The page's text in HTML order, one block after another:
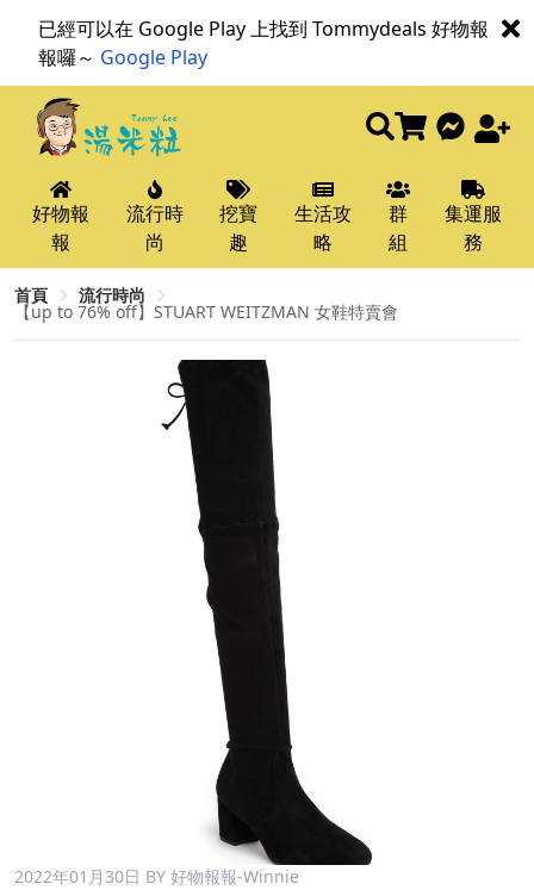
已經可以在 Google Play 上找到 Tommydeals 好物報
報囉～ Google Play
好物報
報
流行時
尚
挖寶
趣
生活攻
略
群
組
集運服
務
首頁 流行時尚
【up to 76% off】STUART WEITZMAN 女鞋特賣會
2022年01月30日 BY 好物報報-Winnie